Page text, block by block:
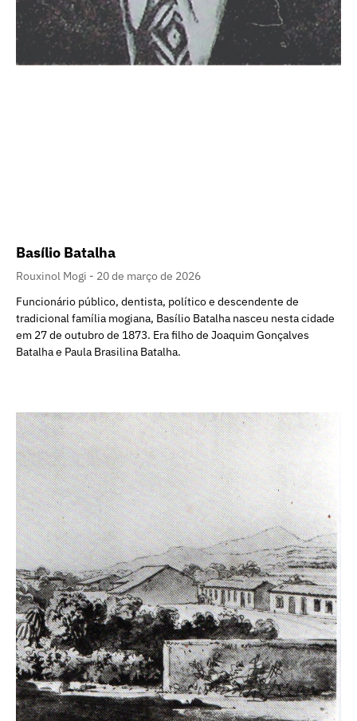
Basílio Batalha
Rouxinol Mogi
20 de março de 2026
Funcionário público, dentista, político e descendente de
tradicional família mogiana, Basílio Batalha nasceu nesta cidade
em 27 de outubro de 1873. Era filho de Joaquim Gonçalves
Batalha e Paula Brasilina Batalha.